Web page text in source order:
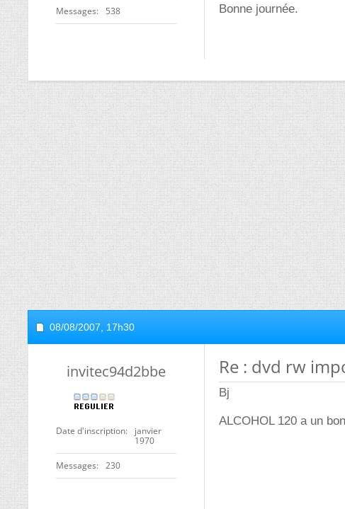
Messages 538 Bonne journée.
08/08/2007, 17h30
invitec94d2bbe
Date d'inscription
janvier
1970
Messages 230
Re : dvd rw
Bj
ALCOHOL 120 a un